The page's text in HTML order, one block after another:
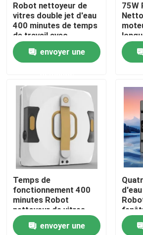
Contrôle de qualité
Demandez une citation
Laveur de vitres de robot
Robot nettoyeur de
vitres double jet d'eau
400 minutes de temps
de travail avec
télécommande
envoyer une
75W
Temps de
fonctionnement 400
minutes Robot
nettoyeur de vitres
Temps de charge 3
heures envoyer une
d'eau